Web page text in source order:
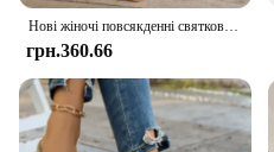
Нові жіночі повсякденні святкові шльопанці Пляжні жіночі тапочки на плоскій підошві великого розміру Дизайнерське взуття Тапочки Botas De Mujer
грн.360.66